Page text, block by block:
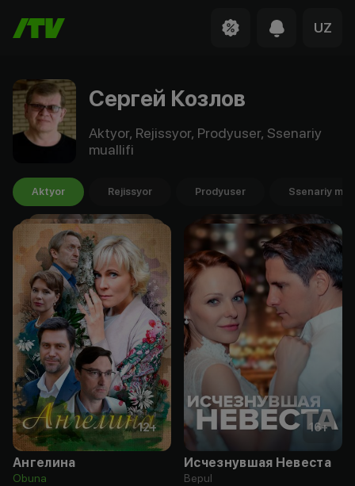
UZ
Сергей Козлов
Aktyor, Rejissyor, Prodyuser, Ssenariy
muallifi
Aktyor Rejissyor Prodyuser Ssenariy
12+
Ангелина
Obuna
16+
Исчезнувшая Невеста
Bepul